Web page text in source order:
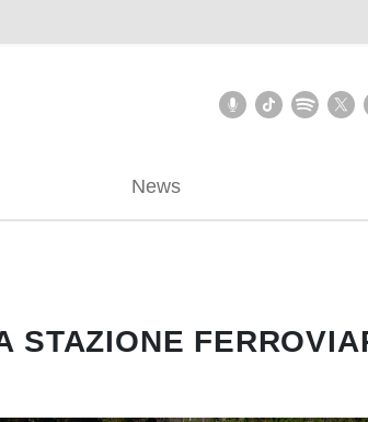
News
STAZIONE